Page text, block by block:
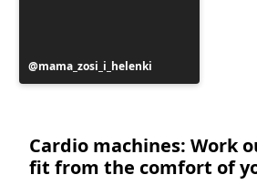
Publication
publiée
mama_zosi_i_helenki
Cardio machines: Work
fit from the comfort of